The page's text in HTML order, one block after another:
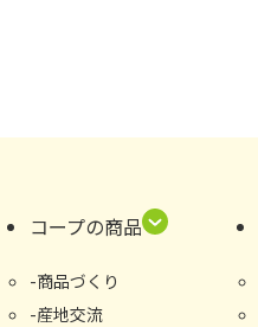
コープの商品
商品づくり
産地交流